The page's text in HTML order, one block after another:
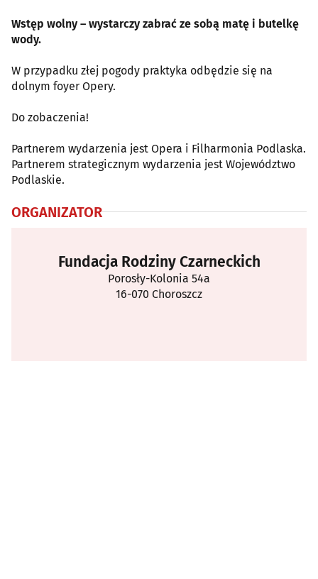
Wstęp wolny – wystarczy zabrać ze sobą matę i butelkę
wody.
W przypadku złej pogody praktyka odbędzie się na
dolnym foyer Opery.
Do zobaczenia!
Partnerem wydarzenia jest Opera i Filharmonia Podlaska.
Partnerem strategicznym wydarzenia jest Województwo
Podlaskie.
ORGANIZATOR
Fundacja Rodziny Czarneckich
Porosły-Kolonia 54a
16-070 Choroszcz